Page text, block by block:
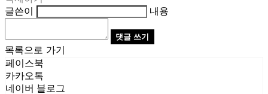
글쓴이
내용
댓글 쓰기
목록으로 가기
페이스북
카카오톡
네이버 블로그